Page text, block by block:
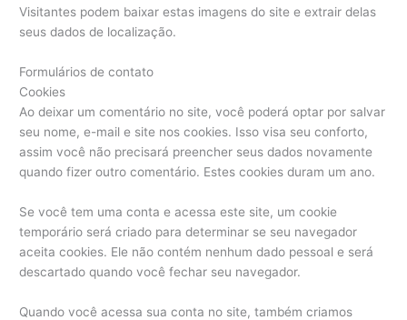
Visitantes podem baixar estas imagens do site e extrair delas
seus dados de localização.
Formulários de contato
Cookies
Ao deixar um comentário no site, você poderá optar por salvar
seu nome, e-mail e site nos cookies. Isso visa seu conforto,
assim você não precisará preencher seus dados novamente
quando fizer outro comentário. Estes cookies duram um ano.
Se você tem uma conta e acessa este site, um cookie
temporário será criado para determinar se seu navegador
aceita cookies. Ele não contém nenhum dado pessoal e será
descartado quando você fechar seu navegador.
Quando você acessa sua conta no site, também criamos